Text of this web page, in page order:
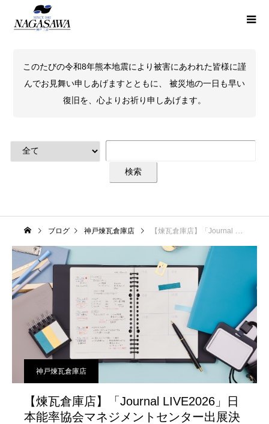
このたびの令和8年熊本地震により被害にあわれた皆様に謹
んでお見舞い申しあげますとともに、 被災地の一日も早い
復旧を、心よりお祈り申しあげます。
ブログ 神戸煉瓦倉庫店 【煉瓦倉庫店】「Journal LIVE2026」日本能率協会マネジメントセンター出展決定！！
神戸煉瓦倉庫店
【煉瓦倉庫店】「Journal LIVE2026」日
本能率協会マネジメントセンター出展決